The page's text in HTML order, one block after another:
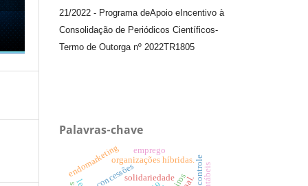
21/2022 - Programa deApoio e Incentivo à
Consolidação de Periódicos Científicos-
Termo de Outorga nº 2022TR1805
Palavras-chave
concessões
organizações híbridas.
solidariedade
endomarketing emprego